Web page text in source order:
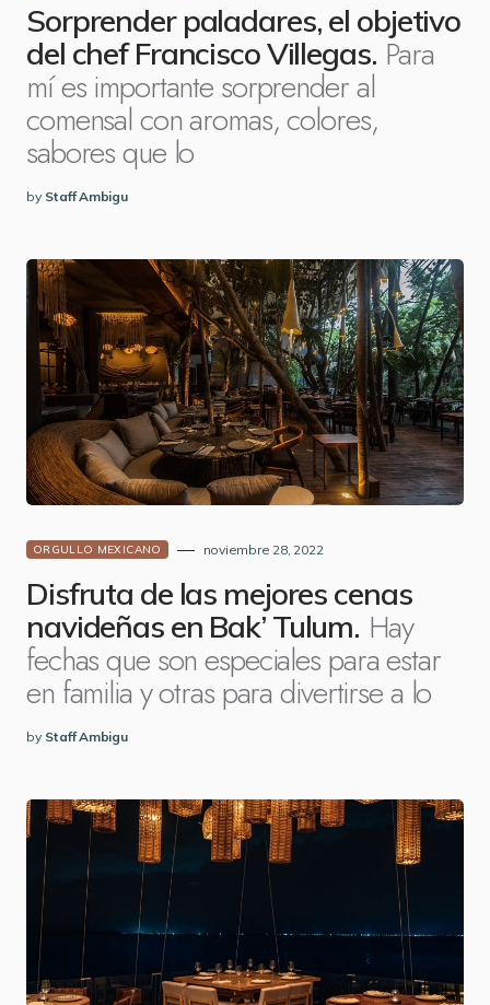
Sorprender paladares, el objetivo
del chef Francisco Villegas. Para
mí es importante sorprender al
comensal con aromas, colores,
sabores que lo
by Staff Ambigu
ORGULLO MEXICANO noviembre 28, 2022
Disfruta de las mejores cenas
navideñas en Bak’ Tulum. Hay
fechas que son especiales para estar
en familia y otras para divertirse a lo
by Staff Ambigu